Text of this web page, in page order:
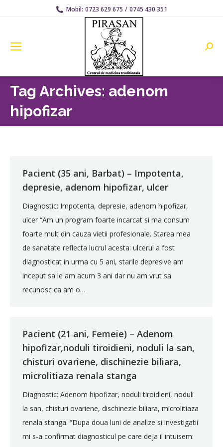
Mobil: 0723 629 675 / 0745 430 351
Tag Archives: adenom
hipofizar
Pacient (35 ani, Barbat) – Impotenta,
depresie, adenom hipofizar, ulcer
Diagnostic: Impotenta, depresie, adenom hipofizar,
ulcer “Am un program foarte incarcat si ma consum
foarte mult din cauza vietii profesionale. Starea mea
de sanatate reflecta lucrul acesta: ulcerul a fost
diagnosticat in urma cu 5 ani, starile depresive am
inceput sa le am acum 3 ani dar nu am vrut sa
recunosc ca am o…
Pacient (21 ani, Femeie) – Adenom
hipofizar,noduli tiroidieni, noduli la san,
chisturi ovariene, dischinezie biliara,
microlitiaza renala stanga
Diagnostic: Adenom hipofizar, noduli tiroidieni, noduli
la san, chisturi ovariene, dischinezie biliara, microlitiaza
renala stanga. “Dupa doua luni de analize si investigatii
mi s-a confirmat diagnosticul pe care deja il intuisem: